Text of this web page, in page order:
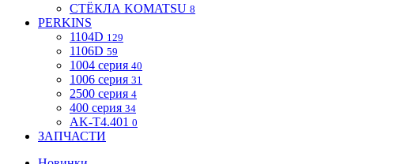
СТЁКЛА KOMATSU 8
PERKINS
1104D 129
1106D 59
1004 серия 40
1006 серия 31
2500 серия 4
400 серия 34
AK-T4.401 0
ЗАПЧАСТИ